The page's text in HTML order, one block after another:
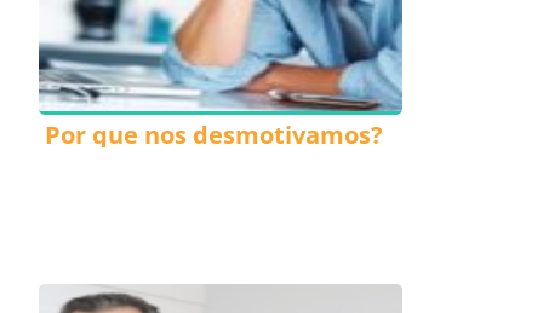
Por que nos desmotivamos?